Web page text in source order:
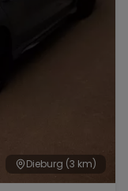
Dieburg (3 km)